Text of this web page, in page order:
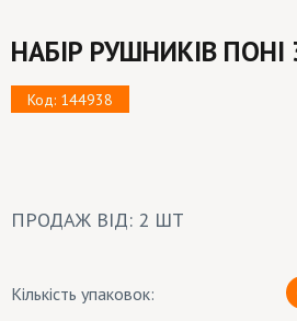
НАБІР РУШНИКІВ ПОНІ
Код: 144938
ПРОДАЖ ВІД: 2 ШТ
Кількість упаковок: